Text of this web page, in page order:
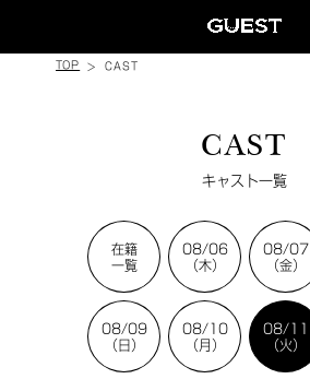
TOP CAST
CAST
キャスト一覧
在籍
一覧
08/06
（木）
08/07
（金）
08/09
（日）
08/10
（月）
08/11
（火）